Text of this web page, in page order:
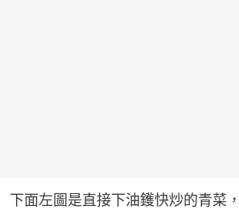
下面左圖是直接下油鑊快炒的青菜